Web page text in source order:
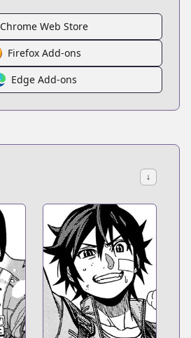
Chrome Web Store
Firefox Add-ons
Edge Add-ons
↓